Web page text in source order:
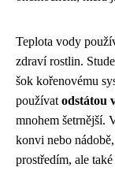
Teplota vody
zdraví rostlin.
šok kořenovému
používat odstátou
mnohem šetrnější.
konvi nebo
prostředím, ale